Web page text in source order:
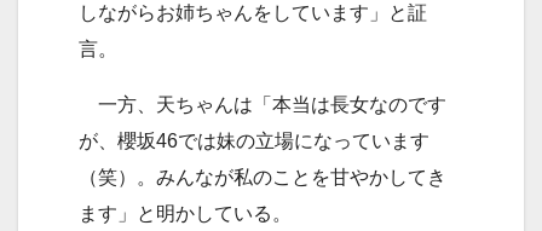
しながらお姉ちゃんをしています」と証
言。
一方、天ちゃんは「本当は長女なのです
が、櫻坂46では妹の立場になっています
（笑）。みんなが私のことを甘やかしてき
ます」と明かしている。